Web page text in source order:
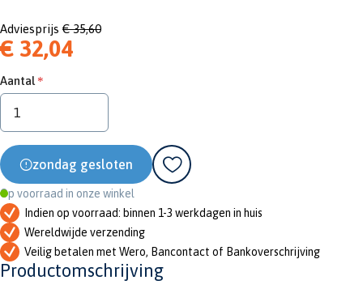
Adviesprijs € 35,60
€ 32,04
Aantal
zondag gesloten
Op voorraad in onze winkel
Indien op voorraad: binnen 1-3 werkdagen in huis
Wereldwijde verzending
Veilig betalen met Wero, Bancontact of Bankoverschrijving
Productomschrijving